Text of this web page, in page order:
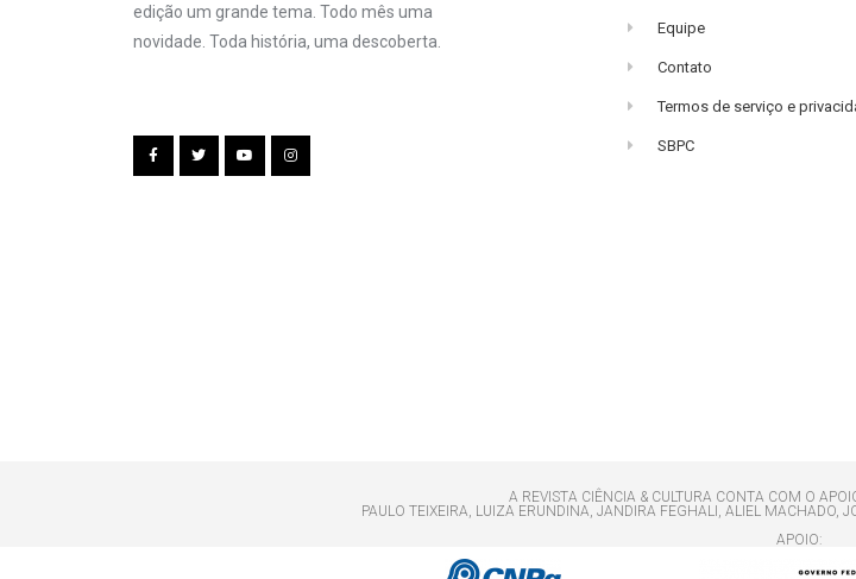
edição um grande tema. Todo mês uma
novidade. Toda história, uma descoberta.
Equipe
Contato
Termos de serviço e
SBPC
A REVISTA CIÊNCIA & CULTURA CONTA COM O
PAULO TEIXEIRA, LUIZA ERUNDINA, JANDIRA FEGHALI, ALIEL MACHADO,
APOIO: